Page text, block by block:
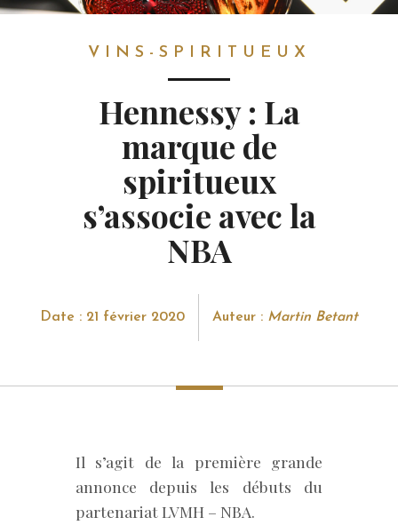
VINS-SPIRITUEUX
Hennessy : La
marque de
spiritueux
s’associe avec la
NBA
Date : 21 février 2020 Auteur : Martin Betant
Il s’agit de la première grande
annonce depuis les débuts du
partenariat LVMH – NBA.